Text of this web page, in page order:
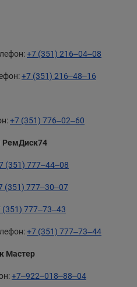
+7 (351) 216‒04‒08
+7 (351) 216‒48‒16
+7 (351) 776‒02‒60
РемДиск74
(351) 777‒44‒08
(351) 777‒30‒07
(351) 777‒73‒43
+7 (351) 777‒73‒44
Мастер
+7‒922‒018‒88‒04